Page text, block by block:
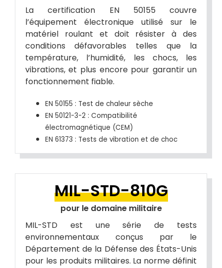
La certification EN 50155 couvre
l’équipement électronique utilisé sur le
matériel roulant et doit résister à des
conditions défavorables telles que la
température, l’humidité, les chocs, les
vibrations, et plus encore pour garantir un
fonctionnement fiable.
EN 50155 : Test de chaleur sèche
EN 50121-3-2 : Compatibilité
électromagnétique (CEM)
EN 61373 : Tests de vibration et de choc
MIL-STD-810G
pour le domaine militaire
MIL-STD est une série de tests
environnementaux conçus par le
Département de la Défense des États-Unis
pour les produits militaires. La norme définit